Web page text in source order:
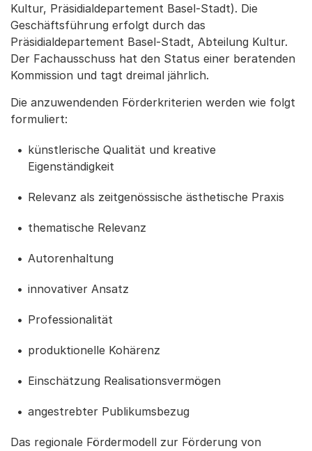
Kultur, Präsidialdepartement Basel-Stadt). Die
Geschäftsführung erfolgt durch das
Präsidialdepartement Basel-Stadt, Abteilung Kultur.
Der Fachausschuss hat den Status einer beratenden
Kommission und tagt dreimal jährlich.
Die anzuwendenden Förderkriterien werden wie folgt
formuliert:
künstlerische Qualität und kreative
Eigenständigkeit
Relevanz als zeitgenössische ästhetische Praxis
thematische Relevanz
Autorenhaltung
innovativer Ansatz
Professionalität
produktionelle Kohärenz
Einschätzung Realisationsvermögen
angestrebter Publikumsbezug
Das regionale Fördermodell zur Förderung von